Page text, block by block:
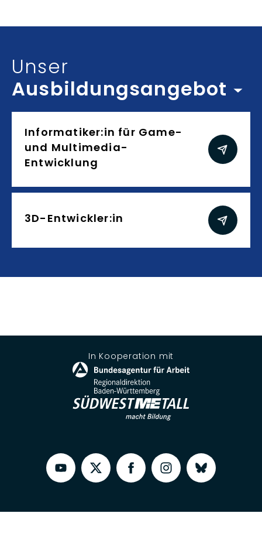
Inhalt auswählen
Unser
Ausbildungsangebot
Informatiker:in für Game-
und Multimedia-
Entwicklung
3D-Entwickler:in
In Kooperation mit